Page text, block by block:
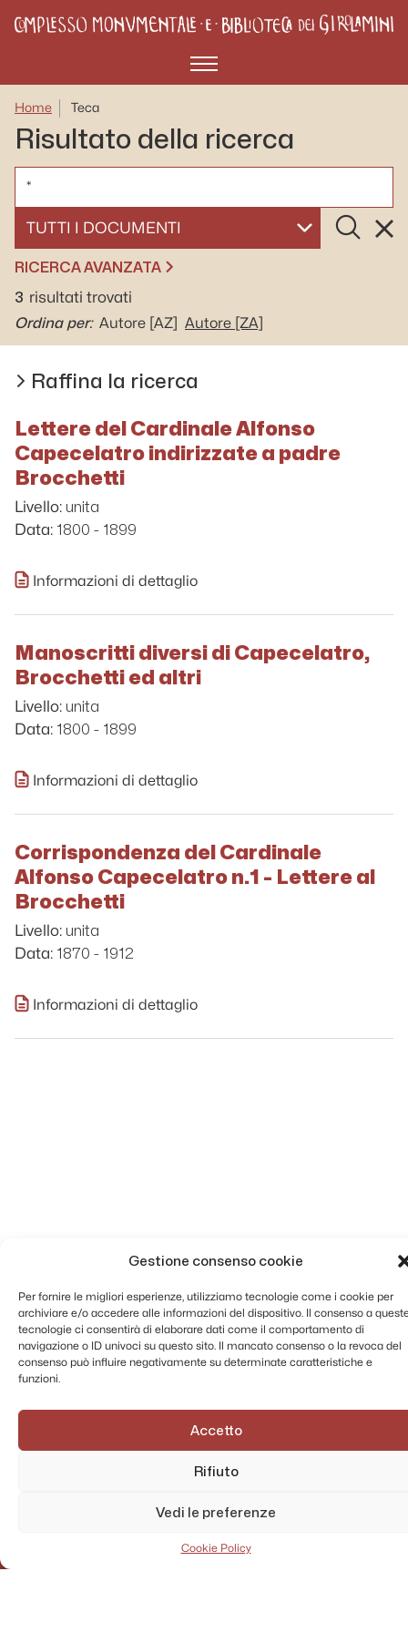
Gestione consenso cookie
Per fornire le migliori esperienze, utilizziamo tecnologie come i cookie per
archiviare e/o accedere alle informazioni del dispositivo. Il consenso a
tecnologie ci consentirà di elaborare dati come il comportamento di
navigazione o ID univoci su questo sito. Il mancato consenso o la revoca del
consenso può influire negativamente su determinate caratteristiche e
funzioni.
Accetto
Rifiuto
Vedi le preferenze
Cookie Policy
Menù
Home Teca
Risultato della ricerca
SELEZIONA UN DOCUMENTO
Cerca
RICERCA AVANZATA
3 risultati trovati
Ordina per: Autore [AZ] Autore [ZA]
Raffina la ricerca
Lettere del Cardinale Alfonso
Capecelatro indirizzate a padre
Brocchetti
Livello: unita
Data: 1800 - 1899
Informazioni di dettaglio
Manoscritti diversi di Capecelatro,
Brocchetti ed altri
Livello: unita
Data: 1800 - 1899
Informazioni di dettaglio
Corrispondenza del Cardinale
Alfonso Capecelatro n.1 - Lettere al
Brocchetti
Livello: unita
Data: 1870 - 1912
Informazioni di dettaglio